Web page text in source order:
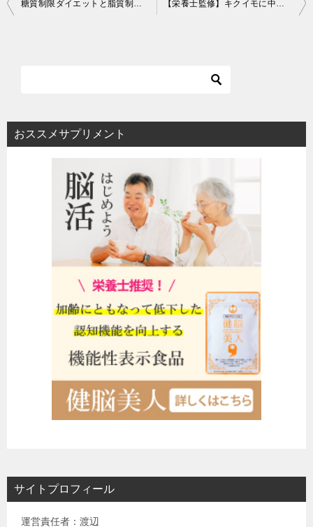
シ
糖質制限ダイエットと脂質制限ダイエットはどっちがやせる？ 【栄養士監修】キクイモに中性脂肪を下げる効果はある？危険性も紹介！
おススメサプリメント
サイトプロフィール
運営責任者：渡辺